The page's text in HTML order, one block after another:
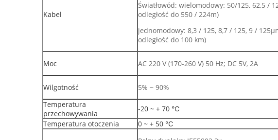
Kabel
Światłowód: wielomodowy: 50/125, 62,5 /
odległość do 550 / 224m)
jednomodowy: 8,3 / 125, 8,7 / 125, 9 /
odległość do 100 km)
Moc AC 220 V (170-260 V) 50 Hz; DC 5V, 2A
Wilgotność
5% ~ 90%
Temperatura
przechowywania
-20 ~ + 70 ℃
Temperatura otoczenia
0 ~ + 50 ℃